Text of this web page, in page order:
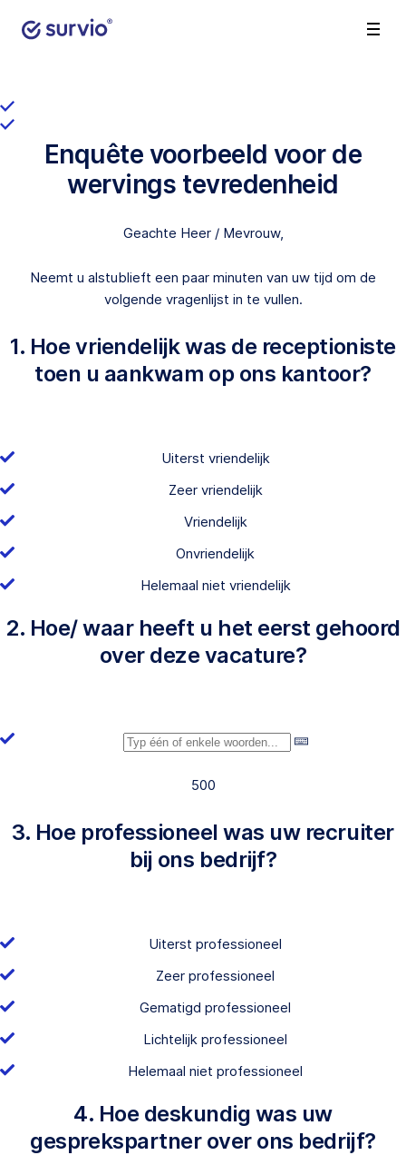
Enquête voorbeeld voor de
wervings tevredenheid
Geachte Heer / Mevrouw,
Neemt u alstublieft een paar minuten van uw tijd om de
volgende vragenlijst in te vullen.
1. Hoe vriendelijk was de receptioniste
toen u aankwam op ons kantoor?
Uiterst vriendelijk
Zeer vriendelijk
Vriendelijk
Onvriendelijk
Helemaal niet vriendelijk
2. Hoe/ waar heeft u het eerst gehoord
over deze vacature?
500
3. Hoe professioneel was uw recruiter
bij ons bedrijf?
Uiterst professioneel
Zeer professioneel
Gematigd professioneel
Lichtelijk professioneel
Helemaal niet professioneel
4. Hoe deskundig was uw
gesprekspartner over ons bedrijf?